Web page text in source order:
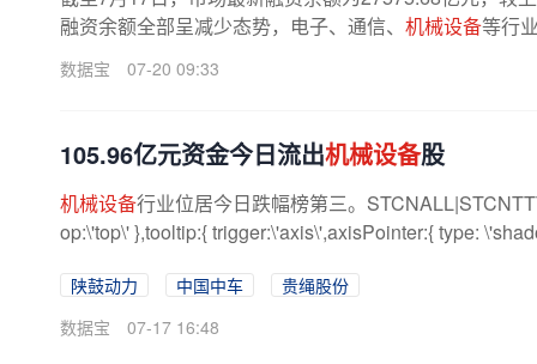
融资余额全部呈减少态势，电子、通信、 机械设备等行
数据宝 07-20 09:33
105.96亿元资金今日流出机械设备股
机械设备行业位居今日跌幅榜第三。
op:\'top\' },tooltip:{ trigger:\'axis\',axisPointer:{ type:
陕鼓动力 中国中车
贵绳股份
数据宝
07-17 16:48